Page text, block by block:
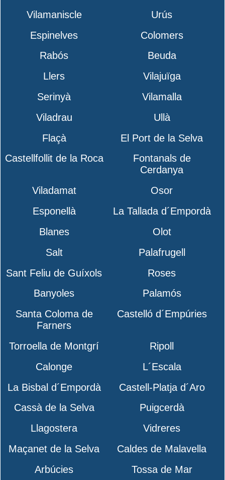
Vilamaniscle
Urús
Espinelves
Colomers
Rabós
Beuda
Llers
Vilajuïga
Serinyà
Vilamalla
Viladrau
Ullà
Flaçà
El Port de la Selva
Castellfollit de la Roca
Fontanals de
Cerdanya
Viladamat
Osor
Esponellà
La Tallada d´Empordà
Blanes
Olot
Salt
Palafrugell
Sant Feliu de Guíxols
Roses
Banyoles
Palamós
Santa Coloma de
Farners
Castelló d´Empúries
Torroella de Montgrí
Ripoll
Calonge
L´Escala
La Bisbal d´Empordà
Castell-Platja d´Aro
Cassà de la Selva
Puigcerdà
Llagostera
Vidreres
Maçanet de la Selva
Caldes de Malavella
Arbúcies
Tossa de Mar